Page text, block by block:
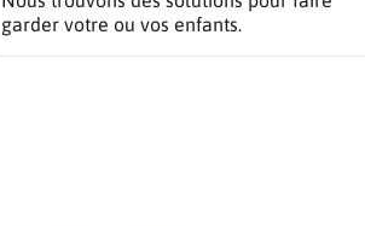
garder votre ou vos enfants.